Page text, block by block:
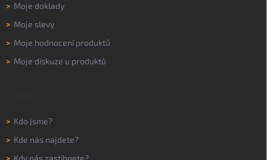
> Moje doklady
> Moje slevy
> Moje hodnocení produktů
> Moje diskuze u produktů
> Kdo jsme?
> Kde nás najdete?